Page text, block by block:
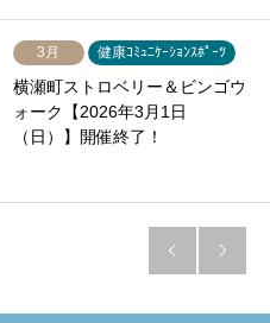
3月 健康ｺﾐｭﾆｹｰｼｮﾝｽﾎﾟｰﾂ
横瀬町ストロベリー＆ビンゴウ
ォーク【2026年3月1日
（日）】開催終了！
 